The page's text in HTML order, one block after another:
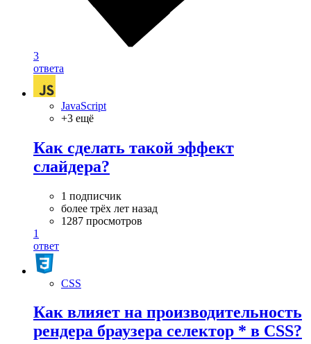
3
ответа
JavaScript
+3 ещё
Как сделать такой эффект
слайдера?
1 подписчик
более трёх лет назад
1287 просмотров
1
ответ
CSS
Как влияет на производительность
рендера браузера селектор * в CSS?